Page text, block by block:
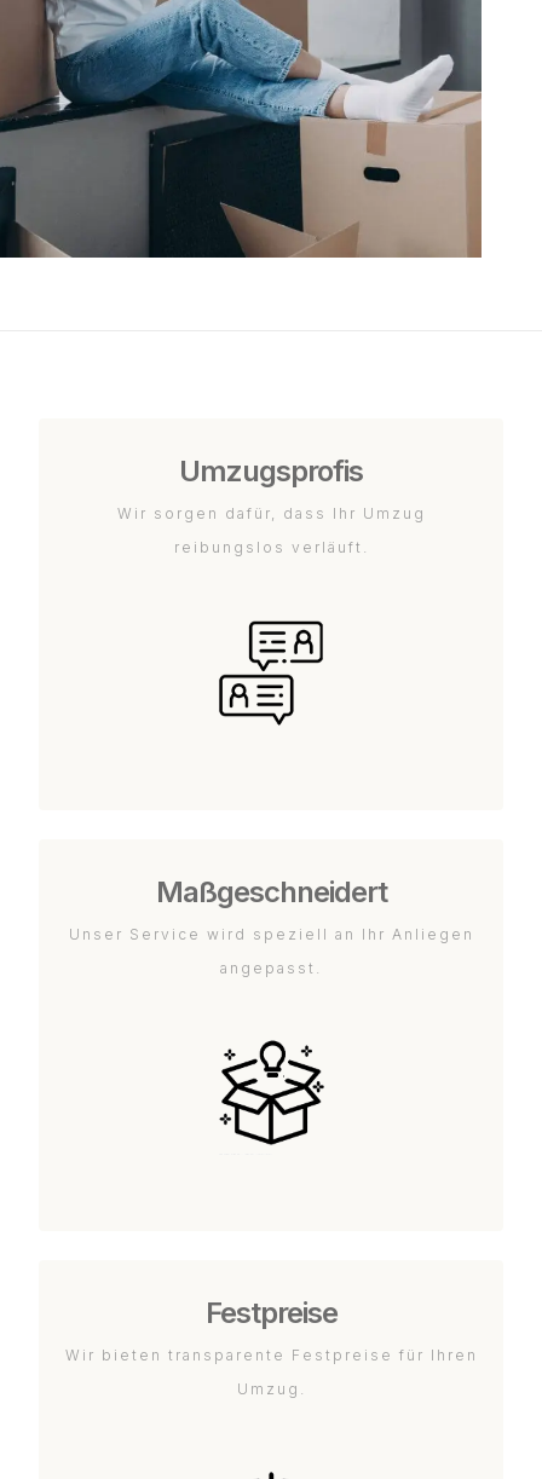
Umzugsprofis
Wir sorgen dafür, dass Ihr Umzug
reibungslos verläuft.
Maßgeschneidert
Unser Service wird speziell an Ihr Anliegen
angepasst.
Festpreise
Wir bieten transparente Festpreise für Ihren
Umzug.